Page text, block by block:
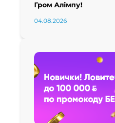
Гром Алімпу!
04.08.2026